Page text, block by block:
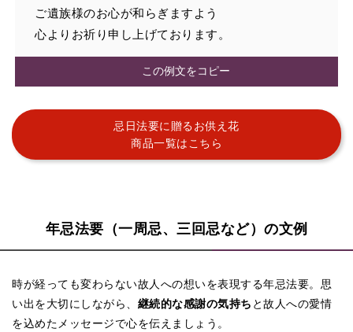
ご遺族様のお心が和らぎますよう
心よりお祈り申し上げております。
この例文をコピー
忌日法要に贈るお供え花
商品一覧はこちら
年忌法要（一周忌、三回忌など）の文例
時が経っても変わらない故人への想いを表現する年忌法要。思
い出を大切にしながら、 継続的な感謝の気持ち と故人への愛情
を込めたメッセージで心を伝えましょう。